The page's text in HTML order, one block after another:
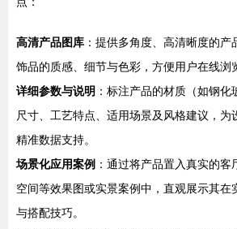
高清产品图库 ：提供多角度、高清晰度的
饰品的质感、细节与色彩，方便用户在线浏
详细参数与说明 ：标注产品的材质（如钢化
尺寸、工艺特点、适用场景及风格建议，为
精准数据支持。
场景化应用案例 ：通过将产品置入真实的
空间等效果图或实景案例中，直观展示其在
与搭配技巧。